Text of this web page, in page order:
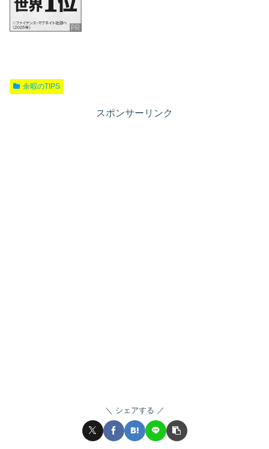
余暇のTIPS
スポンサーリンク
シェアする